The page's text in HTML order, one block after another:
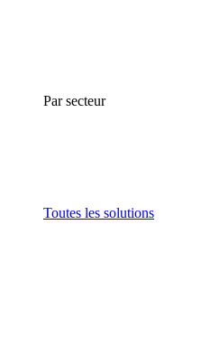
Par secteur
Toutes les solutions